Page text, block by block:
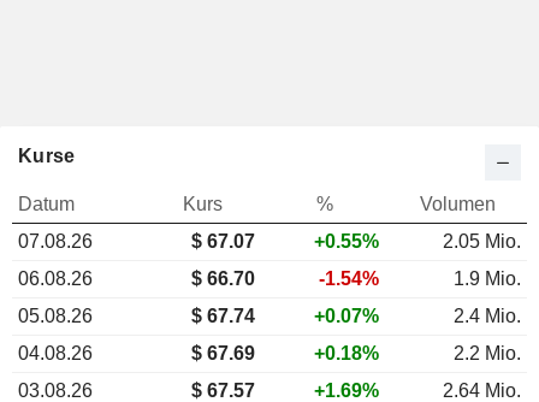
Kurse
Datum Kurs %
Volumen
07.08.26
$ 67.07 +0.55%
2.05 Mio.
06.08.26
$ 66.70 -1.54%
1.9 Mio.
05.08.26
$ 67.74 +0.07%
2.4 Mio.
04.08.26
$ 67.69 +0.18%
2.2 Mio.
03.08.26
$ 67.57 +1.69% 2.64 Mio.